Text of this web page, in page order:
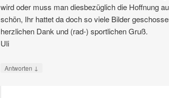
wird oder muss man diesbezüglich die Hoffnung
schön, Ihr hattet da doch so viele Bilder
herzlichen Dank und (rad-) sportlichen Gruß.
Uli
Antworten ↓